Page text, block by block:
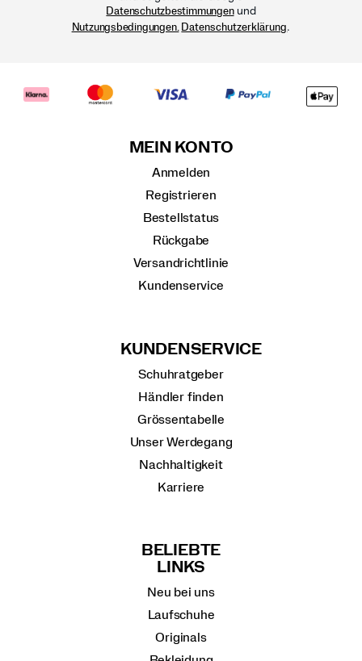
Datenschutzbestimmungenund
Nutzungsbedingungen. Datenschutzerklärung.
MEIN KONTO
Anmelden
Registrieren
Bestellstatus
Rückgabe
Versandrichtlinie
Kundenservice
KUNDENSERVICE
Schuhratgeber
Händler finden
Grössentabelle
Unser Werdegang
Nachhaltigkeit
Karriere
BELIEBTE
LINKS
Neu bei uns
Laufschuhe
Originals